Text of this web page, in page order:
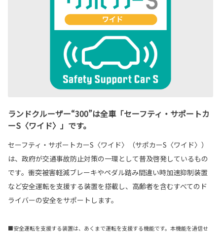
ランドクルーザー“300”は全車「セーフティ・サポートカ
ーS〈ワイド〉」です。
セーフティ・サポートカーS〈ワイド〉（サポカーS〈ワイド〉）
は、政府が交通事故防止対策の一環として普及啓発しているもの
です。衝突被害軽減ブレーキやペダル踏み間違い時加速抑制装置
など安全運転を支援する装置を搭載し、高齢者を含むすべてのド
ライバーの安全をサポートします。
■安全運転を支援する装置は、あくまで運転を支援する機能です。本機能を過信せ